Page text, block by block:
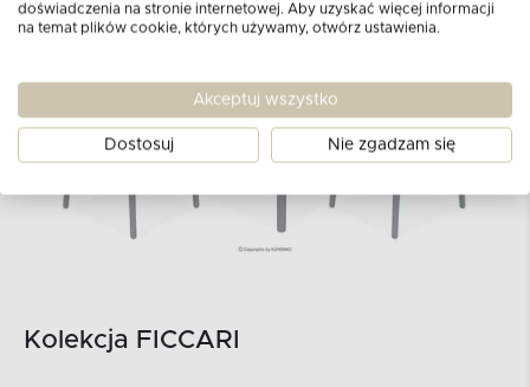
Kolekcja FICCARI
doświadczenia na stronie internetowej. Aby uzyskać więcej informacji
na temat plików cookie, których używamy, otwórz ustawienia.
Akceptuj wszystko
Dostosuj Nie zgadzam się